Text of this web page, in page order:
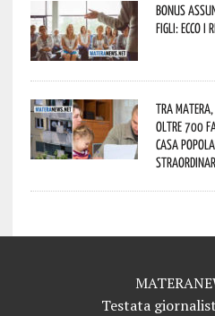
Bonus
figli: ecco i
Tra
oltre 700
casa
Testata